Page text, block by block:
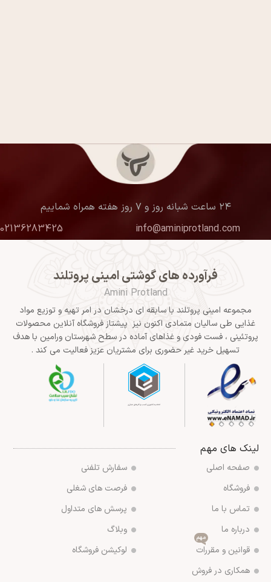
۲۴ ساعت شبانه روز و ۷ روز هفته همراه شماییم
info@aminiprotland.com
02136283425
فرآورده های گوشتی امینی پروتلند
Amini Protland
مجموعه امینی پروتلند با سابقه ای درخشان در امر تهیه و توزیع مواد
غذایی طی سالیان متمادی اکنون نیز پیشتاز فروشگاه آنلاین محصولات
پروتئینی ، فست فودی و غذاهای آماده در سطح شهرستان ورامین با هدف
تسهیل خرید غیر حضوری برای مشتریان عزیز فعالیت می کند .
لینک های مهم
صفحه اصلی
فروشگاه
تماس با ما
درباره ما
قوانین و مقررات
مهم
همکاری در فروش
سفارش تلفنی
فرصت های شغلی
پرسش های متداول
وبلاگ
لوکیشن فروشگاه